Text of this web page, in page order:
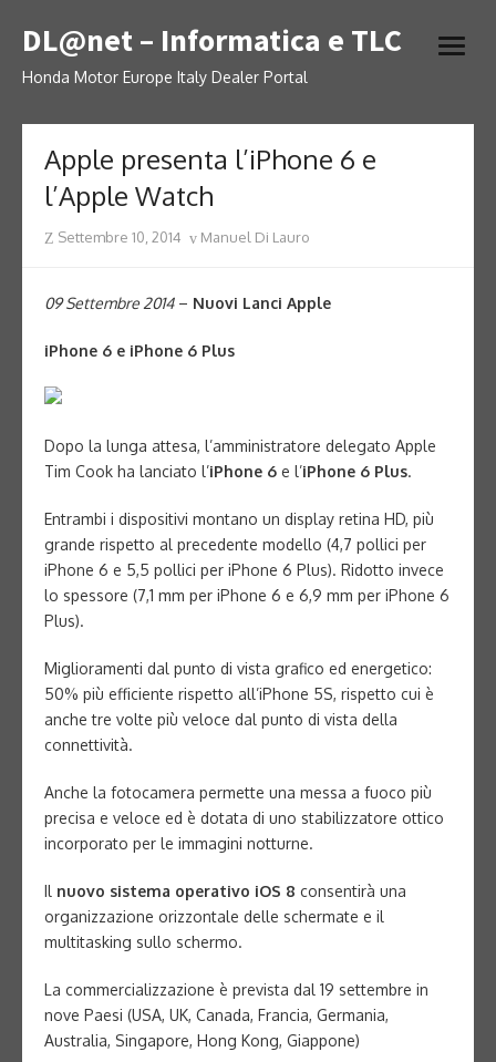
to
content
DL@net – Informatica e TLC
Honda Motor Europe Italy Dealer Portal
open
Apple presenta l’iPhone 6 e
l’Apple Watch
Posted
Settembre 10, 2014 Author
Manuel Di Lauro
09 Settembre 2014– Nuovi Lanci Apple
iPhone 6 e iPhone 6 Plus
Dopo la lunga attesa, l’amministratore delegato Apple
Tim Cook ha lanciato l’iPhone 6 e l’iPhone 6 Plus.
Entrambi i dispositivi montano un display retina HD, più
grande rispetto al precedente modello (4,7 pollici per
iPhone 6 e 5,5 pollici per iPhone 6 Plus). Ridotto invece
lo spessore (7,1 mm per iPhone 6 e 6,9 mm per iPhone 6
Plus).
Miglioramenti dal punto di vista grafico ed energetico:
50% più efficiente rispetto all’iPhone 5S, rispetto cui è
anche tre volte più veloce dal punto di vista della
connettività.
Anche la fotocamera permette una messa a fuoco più
precisa e veloce ed è dotata di uno stabilizzatore ottico
incorporato per le immagini notturne.
Il nuovo sistema operativo iOS 8 consentirà una
organizzazione orizzontale delle schermate e il
multitasking sullo schermo.
La commercializzazione è prevista dal 19 settembre in
nove Paesi (USA, UK, Canada, Francia, Germania,
Australia, Singapore, Hong Kong, Giappone)